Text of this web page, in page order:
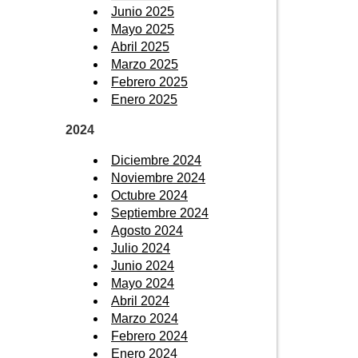
Junio 2025
Mayo 2025
Abril 2025
Marzo 2025
Febrero 2025
Enero 2025
2024
Diciembre 2024
Noviembre 2024
Octubre 2024
Septiembre 2024
Agosto 2024
Julio 2024
Junio 2024
Mayo 2024
Abril 2024
Marzo 2024
Febrero 2024
Enero 2024